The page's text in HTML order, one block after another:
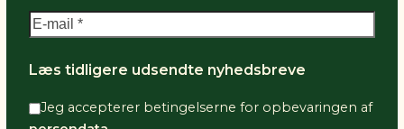
Læs tidligere udsendte nyhedsbreve
Jeg accepterer betingelserne for opbevaringen af